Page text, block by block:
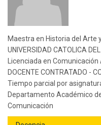
Maestra en Historia del Arte
UNIVERSIDAD CATOLICA
Licenciada en Comunicación
DOCENTE CONTRATADO -
Tiempo parcial por
Departamento Académico
Comunicación